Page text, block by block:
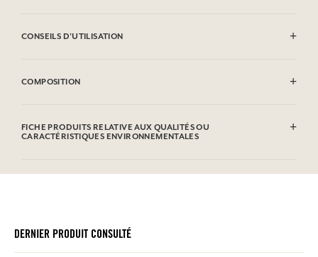
CONSEILS D'UTILISATION
COMPOSITION
FICHE PRODUITS RELATIVE AUX QUALITÉS OU
CARACTÉRISTIQUES ENVIRONNEMENTALES
DERNIER PRODUIT CONSULTÉ